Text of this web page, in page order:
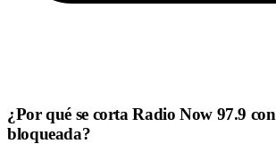
¿Por qué se corta Radio Now 97.9
bloqueada?